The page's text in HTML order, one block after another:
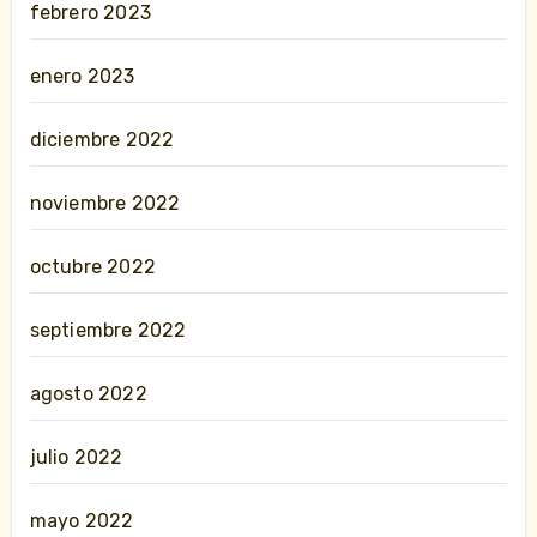
febrero 2023
enero 2023
diciembre 2022
noviembre 2022
octubre 2022
septiembre 2022
agosto 2022
julio 2022
mayo 2022